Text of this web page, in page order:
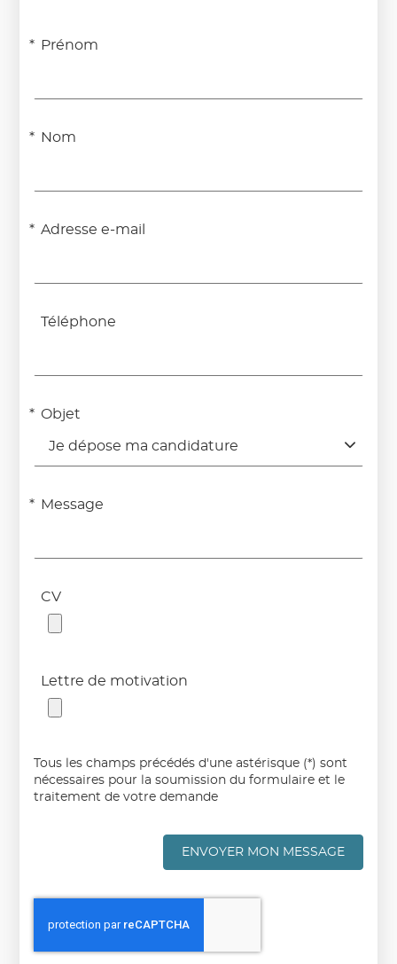
Prénom
Nom
Adresse e-mail
Téléphone
Objet
Je dépose ma candidature
Message
CV
Lettre de motivation
Tous les champs précédés d'une astérisque (*) sont
nécessaires pour la soumission du formulaire et le
traitement de votre demande
ENVOYER MON MESSAGE